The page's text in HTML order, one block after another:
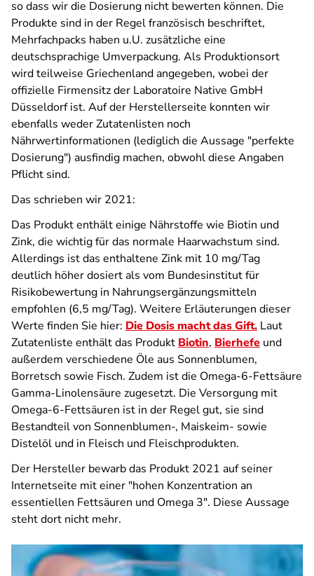
so dass wir die Dosierung nicht bewerten können. Die
Produkte sind in der Regel französisch beschriftet,
Mehrfachpacks haben u.U. zusätzliche eine
deutschsprachige Umverpackung. Als Produktionsort
wird teilweise Griechenland angegeben, wobei der
offizielle Firmensitz der Laboratoire Native GmbH
Düsseldorf ist. Auf der Herstellerseite konnten wir
ebenfalls weder Zutatenlisten noch
Nährwertinformationen (lediglich die Aussage "perfekte
Dosierung") ausfindig machen, obwohl diese Angaben
Pflicht sind.
Das schrieben wir 2021:
Das Produkt enthält einige Nährstoffe wie Biotin und
Zink, die wichtig für das normale Haarwachstum sind.
Allerdings ist das enthaltene Zink mit 10 mg/Tag
deutlich höher dosiert als vom Bundesinstitut für
Risikobewertung in Nahrungsergänzungsmitteln
empfohlen (6,5 mg/Tag). Weitere Erläuterungen dieser
Werte finden Sie hier: Die Dosis macht das Gift. Laut
Zutatenliste enthält das Produkt Biotin, Bierhefe und
außerdem verschiedene Öle aus Sonnenblumen,
Borretsch sowie Fisch. Zudem ist die Omega-6-Fettsäure
Gamma-Linolensäure zugesetzt. Die Versorgung mit
Omega-6-Fettsäuren ist in der Regel gut, sie sind
Bestandteil von Sonnenblumen-, Maiskeim- sowie
Distelöl und in Fleisch und Fleischprodukten.
Der Hersteller bewarb das Produkt 2021 auf seiner
Internetseite mit einer "hohen Konzentration an
essentiellen Fettsäuren und Omega 3". Diese Aussage
steht dort nicht mehr.